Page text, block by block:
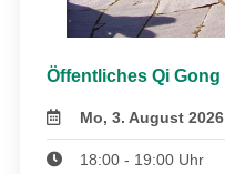
Öffentliches Qi Gong
Mo, 3. August 2026
18:00 - 19:00 Uhr